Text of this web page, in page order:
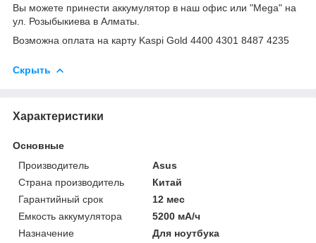
Вы можете принести аккумулятор в наш офис или "Mega" на
ул. Розыбыкиева в Алматы.
Возможна оплата на карту Kaspi Gold 4400 4301 8487 4235
Скрыть
Характеристики
Основные
Производитель
Asus
Страна производитель
Китай
Гарантийный срок
12 мес
Емкость аккумулятора
5200 мА/ч
Назначение
Для ноутбука